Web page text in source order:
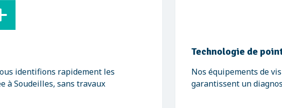
identifions rapidement les
à Soudeilles, sans travaux
Technologie de
Nos équipements de
garantissent un